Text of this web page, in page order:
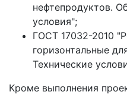
нефтепродуктов.
условия";
ГОСТ 17032-2010
горизонтальные
Технические
Кроме выполнения